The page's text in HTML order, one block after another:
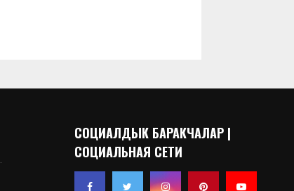
СОЦИАЛДЫК БАРАКЧАЛАР |
СОЦИАЛЬНАЯ СЕТИ